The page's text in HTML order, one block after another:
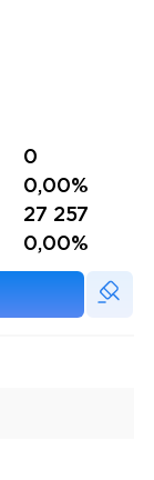
0
0,00%
27 257
0,00%